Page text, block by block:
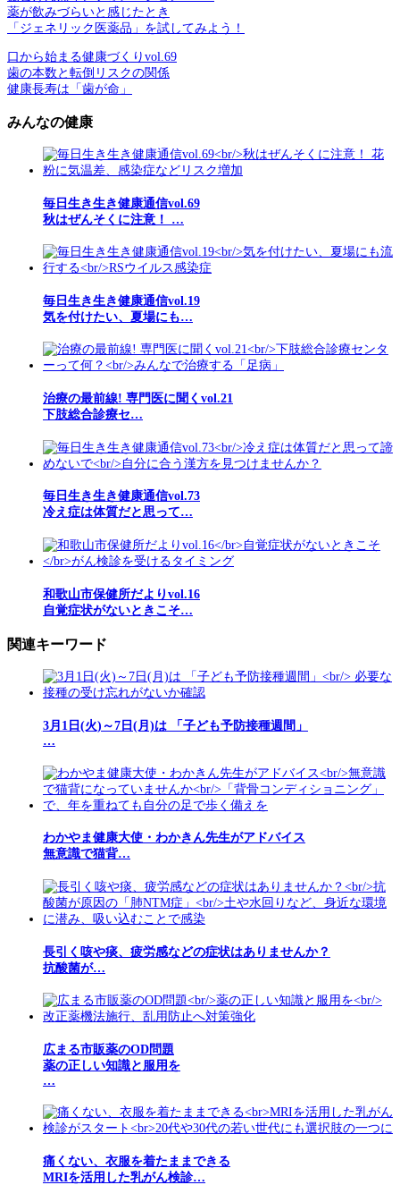
薬が飲みづらいと感じたとき
「ジェネリック医薬品」を試してみよう！
口から始まる健康づくりvol.69
歯の本数と転倒リスクの関係
健康長寿は「歯が命」
みんなの健康
毎日生き生き健康通信vol.69
秋はぜんそくに注意！ …
毎日生き生き健康通信vol.19
気を付けたい、夏場にも…
治療の最前線! 専門医に聞くvol.21
下肢総合診療セ…
毎日生き生き健康通信vol.73
冷え症は体質だと思って…
和歌山市保健所だよりvol.16
自覚症状がないときこそ…
関連キーワード
3月1日(火)～7日(月)は 「子ども予防接種週間」
…
わかやま健康大使・わかきん先生がアドバイス
無意識で猫背…
長引く咳や痰、疲労感などの症状はありませんか？
抗酸菌が…
広まる市販薬のOD問題
薬の正しい知識と服用を
…
痛くない、衣服を着たままできる
MRIを活用した乳がん検診…